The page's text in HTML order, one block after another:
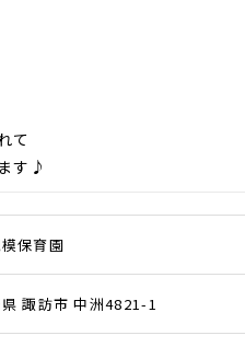
て
す♪
保育園
諏訪市 中洲4821-1